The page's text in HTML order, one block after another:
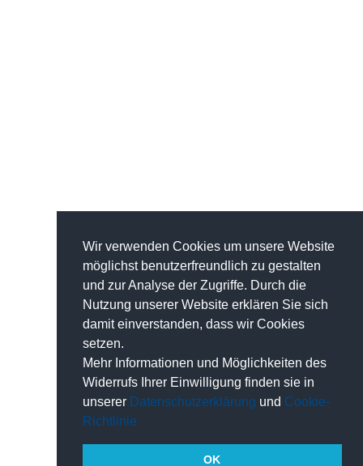
Wir verwenden Cookies um unsere Website
möglichst benutzerfreundlich zu gestalten
und zur Analyse der Zugriffe. Durch die
Nutzung unserer Website erklären Sie sich
damit einverstanden, dass wir Cookies
setzen.
Mehr Informationen und Möglichkeiten des
Widerrufs Ihrer Einwilligung finden sie in
unserer Datenschutzerklärung und Cookie-
Richtlinie
OK